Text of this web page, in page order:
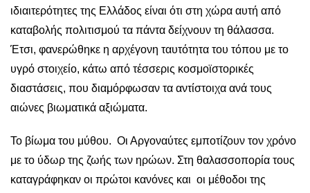
ιδιαιτερότητες της Ελλάδος είναι ότι στη χώρα αυτή από
καταβολής πολιτισμού τα πάντα δείχνουν τη θάλασσα.
Έτσι, φανερώθηκε η αρχέγονη ταυτότητα του τόπου με το
υγρό στοιχείο, κάτω από τέσσερις κοσμοϊστορικές
διαστάσεις, που διαμόρφωσαν τα αντίστοιχα ανά τους
αιώνες βιωματικά αξιώματα.
Το βίωμα του μύθου. Οι Αργοναύτες εμποτίζουν τον χρόνο
με το ύδωρ της ζωής των ηρώων. Στη θαλασσοπορία τους
καταγράφηκαν οι πρώτοι κανόνες και οι μέθοδοι της